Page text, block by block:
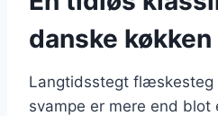
danske køkken
Langtidsstegt flæskesteg
svampe er mere end blot